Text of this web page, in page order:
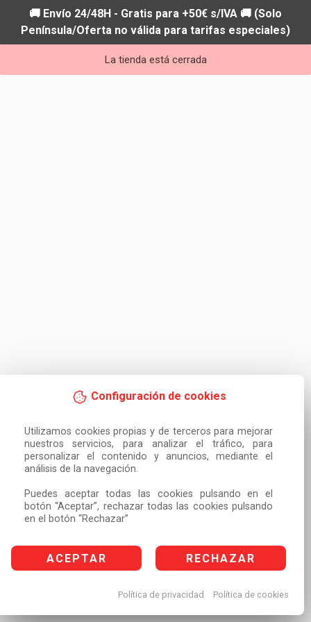
Configuración de cookies
Utilizamos cookies propias y de terceros para mejorar
nuestros servicios, para analizar el tráfico, para
personalizar el contenido y anuncios, mediante el
análisis de la navegación.
Puedes aceptar todas las cookies pulsando en el
botón “Aceptar”, rechazar todas las cookies pulsando
en el botón “Rechazar”
ACEPTAR RECHAZAR
Política de privacidad Política de cookies
🚚 Envío 24/48H - Gratis para +50€ s/IVA 🚚 (Solo
Península/Oferta no válida para tarifas especiales)
La tienda está cerrada